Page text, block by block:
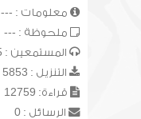
معلومات : ---
ملحوظة : ---
المستمعين : 1775
التنزيل : 5853
قراءة: 12759
الرسائل : 0